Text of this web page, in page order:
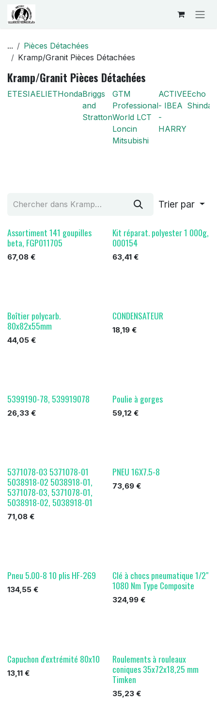
Se rendre au contenu
...
Pièces Détachées
Kramp/Granit Pièces Détachées
Kramp/Granit Pièces Détachées
ETESIAELIETHondaBriggs
and
Stratton
GTM
Professional
World LCT
Loncin
Mitsubishi
ACTIVE
- IBEA
-
HARRY
Echo
Trier par
Assortiment 141 goupilles
beta, FGP011705
67,08 €
Kit réparat. polyester 1 000g,
000154
63,41€
Boîtier polycarb.
80x82x55mm
44,05 €
CONDENSATEUR
18,19€
5399190-78, 539919078
26,33 €
Poulie à gorges
59,12 €
5371078-03 5371078-01
5038918-02 5038918-01,
5371078-03, 5371078-01,
5038918-02, 5038918-01
71,08 €
PNEU 16X7.5-8
73,69€
Pneu 5.00-8 10 plis HF-269
134,55 €
Clé à chocs pneumatique 1/2"
1080 Nm Type Composite
324,99€
Capuchon d'extrémité 80x10
13,11 €
Roulements à rouleaux
coniques 35x72x18,25 mm
Timken
35,23€